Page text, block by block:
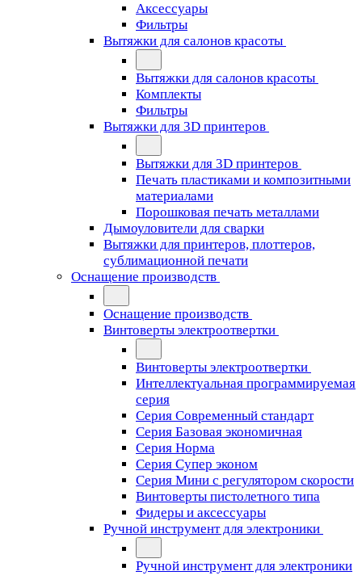
Аксессуары
Фильтры
Вытяжки для салонов красоты
Вытяжки для салонов красоты
Комплекты
Фильтры
Вытяжки для 3D принтеров
Вытяжки для 3D принтеров
Печать пластиками и композитными
материалами
Порошковая печать металлами
Дымоуловители для сварки
Вытяжки для принтеров, плоттеров,
сублимационной печати
Оснащение производств
Оснащение производств
Винтоверты электроотвертки
Винтоверты электроотвертки
Интеллектуальная программируемая
серия
Серия Современный стандарт
Серия Базовая экономичная
Серия Норма
Серия Cупер эконом
Серия Мини с регулятором скорости
Винтоверты пистолетного типа
Фидеры и аксессуары
Ручной инструмент для электроники
Ручной инструмент для электроники